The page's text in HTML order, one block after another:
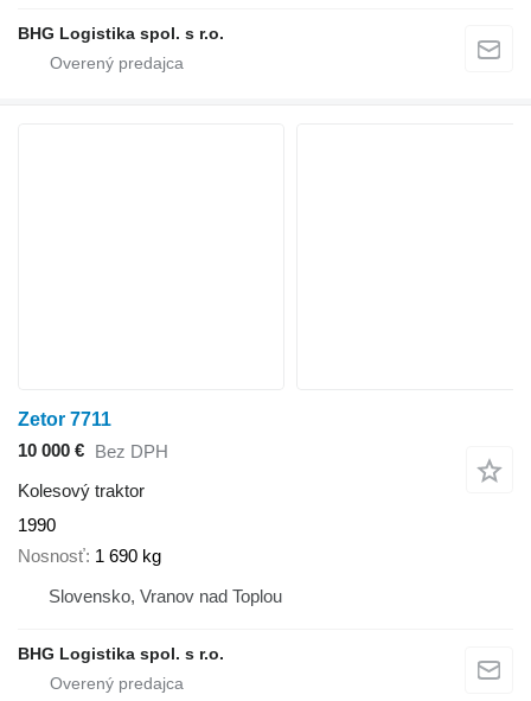
BHG Logistika spol. s r.o.
Zetor 7711
10 000 € Bez DPH
Kolesový traktor
1990
Nosnosť 1 690 kg
Slovensko, Vranov nad Toplou
BHG Logistika spol. s r.o.